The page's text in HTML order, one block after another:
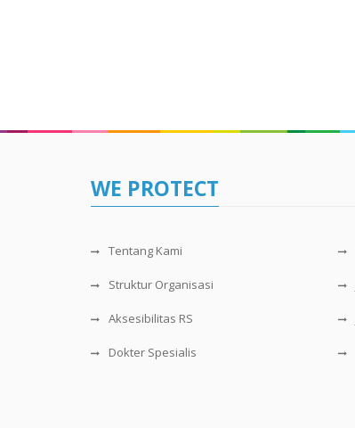
WE PROTECT
Tentang Kami
Struktur Organisasi
Aksesibilitas RS
Dokter Spesialis